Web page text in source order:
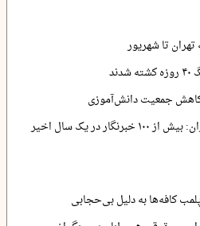
جمعیت دانش‌آموزی
انجمن صنفی روزنامه‌نگاران تهران: بیش از ۱۰۰ خبرنگار در یک سال اخیر
کافه‌ها به دلیل بی‌حجابی